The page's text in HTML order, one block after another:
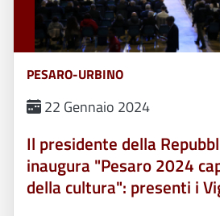
PESARO-URBINO
22 Gennaio 2024
Il presidente della
inaugura "Pesaro 2024
della cultura": presenti i